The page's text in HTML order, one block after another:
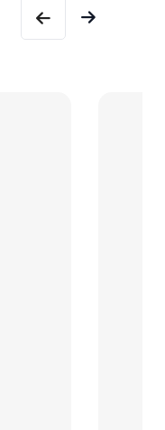
Training ini
memberikan
disampaikan
juga
dapat
saya
lebih percaya
tugas di